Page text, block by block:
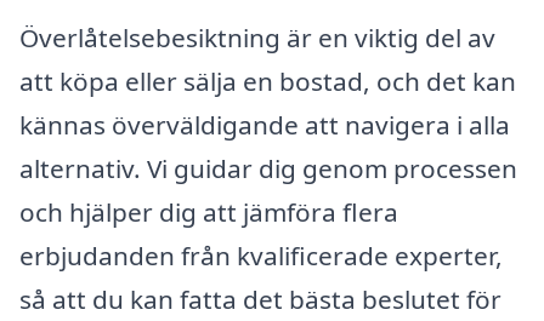
Överlåtelsebesiktning är en viktig del av
att köpa eller sälja en bostad, och det kan
kännas överväldigande att navigera i alla
alternativ. Vi guidar dig genom processen
och hjälper dig att jämföra flera
erbjudanden från kvalificerade experter,
så att du kan fatta det bästa beslutet för